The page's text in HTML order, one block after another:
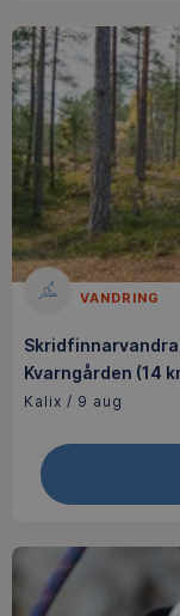
VANDRING
Kvarngården (14
Kalix / 9 aug